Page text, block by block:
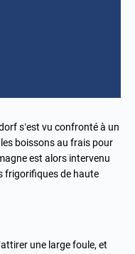
s’est vu confronté à un
boissons au frais pour
est alors intervenu
frigorifiques de haute
une large foule, et